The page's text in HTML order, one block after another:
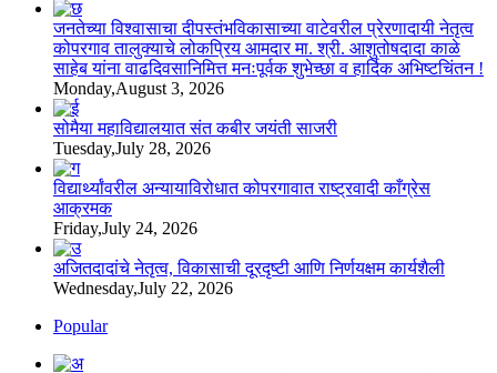
जनतेच्या विश्वासाचा दीपस्तंभविकासाच्या वाटेवरील प्रेरणादायी नेतृत्व
कोपरगाव तालुक्याचे लोकप्रिय आमदार मा. श्री. आशुतोषदादा काळे
साहेब यांना वाढदिवसानिमित्त मनःपूर्वक शुभेच्छा व हार्दिक अभिष्टचिंतन !
Monday,August 3, 2026
सोमैया महाविद्यालयात संत कबीर जयंती साजरी
Tuesday,July 28, 2026
विद्यार्थ्यांवरील अन्यायाविरोधात कोपरगावात राष्ट्रवादी काँग्रेस
आक्रमक
Friday,July 24, 2026
अजितदादांचे नेतृत्व, विकासाची दूरदृष्टी आणि निर्णयक्षम कार्यशैली
Wednesday,July 22, 2026
Popular